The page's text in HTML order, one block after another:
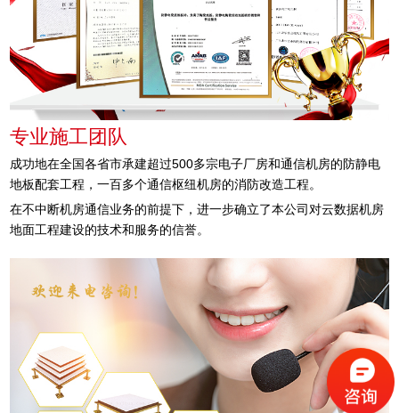
专业施工团队
成功地在全国各省市承建超过500多宗电子厂房和通信机房的防静电
地板配套工程，一百多个通信枢纽机房的消防改造工程。
在不中断机房通信业务的前提下，进一步确立了本公司对云数据机房
地面工程建设的技术和服务的信誉。